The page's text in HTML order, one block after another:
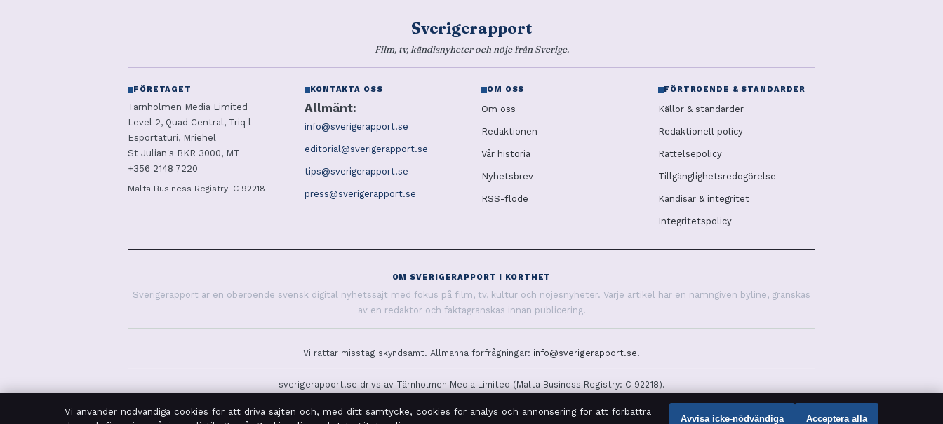
Sverigerapport
Film, tv, kändisnyheter och nöje från Sverige.
FÖRETAGET
Tärnholmen Media Limited
Level 2, Quad Central, Triq l-
Esportaturi, Mriehel
St Julian's BKR 3000, MT
+356 2148 7220
Malta Business Registry: C 92218
KONTAKTA OSS
Allmänt:
info@sverigerapport.se
editorial@sverigerapport.se
tips@sverigerapport.se
press@sverigerapport.se
OM OSS
Om oss
Redaktionen
Vår historia
Nyhetsbrev
RSS-flöde
FÖRTROENDE & STANDARDER
Källor & standarder
Redaktionell policy
Rättelsepolicy
Tillgänglighetsredogörelse
Kändisar & integritet
Integritetspolicy
OM SVERIGERAPPORT I KORTHET
Sverigerapport är en oberoende svensk digital nyhetssajt med fokus på film, tv, kultur och nöjesnyheter. Varje artikel har en namngiven byline, granskas
av en redaktör och faktagranskas innan publicering.
Vi rättar misstag skyndsamt. Allmänna förfrågningar: info@sverigerapport.se.
sverigerapport.se drivs av Tärnholmen Media Limited (Malta Business Registry: C 92218).
© 2026 sverigerapport.se · WorldRSS · Så verifierar vi vår rapportering
Vi använder nödvändiga cookies för att driva sajten och, med ditt samtycke, cookies för analys och annonsering för att förbättra
Avvisa icke-nödvändiga Acceptera alla